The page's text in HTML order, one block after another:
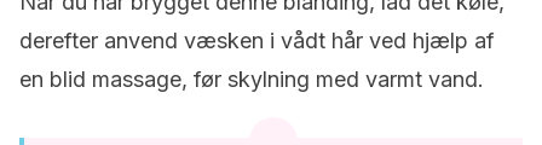
derefter anvend væsken i vådt hår ved hjælp af
en blid massage, før skylning med varmt vand.